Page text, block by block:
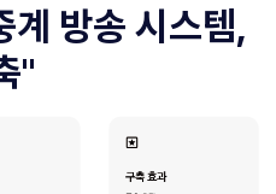
계 방송 시스템,
"